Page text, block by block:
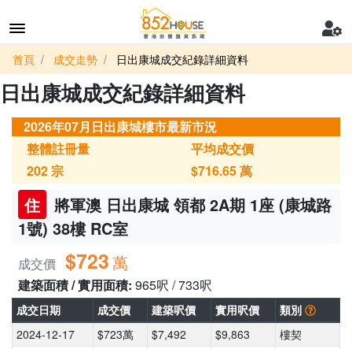
首頁 成交走勢 日出康城成交紀錄詳細資料
日出康城成交紀錄詳細資料
2026年07月日出康城樓市最新市況
整體註冊量
202宗
平均成交價
$716.65萬
住
將軍澳 日出康城 領都 2A期 1座 (康城路
1號) 38樓 RC室
成交價 $723萬
建築面積 / 實用面積: 965呎 / 733呎
成交日期 成交價 建築呎價 實用呎價
類別
2024-12-17
$723萬 $7,492 $9,863
樓契